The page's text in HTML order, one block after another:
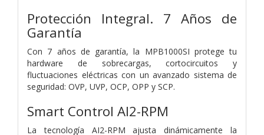
Protección Integral. 7 Años de
Garantía
Con 7 años de garantía, la MPB1000SI protege tu
hardware de sobrecargas, cortocircuitos y
fluctuaciones eléctricas con un avanzado sistema de
seguridad: OVP, UVP, OCP, OPP y SCP.
Smart Control AI2-RPM
La tecnología AI2-RPM ajusta dinámicamente la